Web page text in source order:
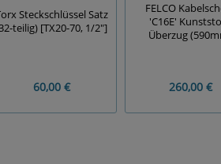
Steckschlüssel Satz
teilig) [TX20-70, 1/2"]
60,00 €
FELCO
'C16E'
Überzug
260,00 €